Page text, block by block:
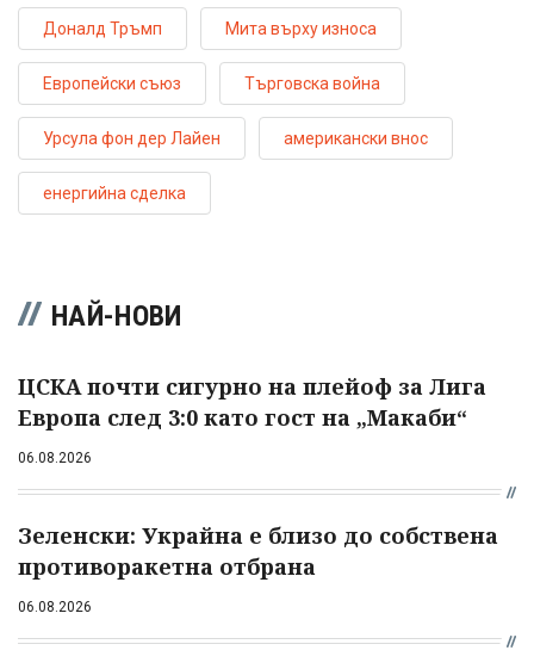
Доналд Тръмп Мита върху износа
Европейски съюз Търговска война
Урсула фон дер Лайен американски внос
енергийна сделка
НАЙ-НОВИ
ЦСКА почти сигурно на плейоф за Лига
Европа след 3:0 като гост на „Макаби“
06.08.2026
Зеленски: Украйна е близо до собствена
противоракетна отбрана
06.08.2026